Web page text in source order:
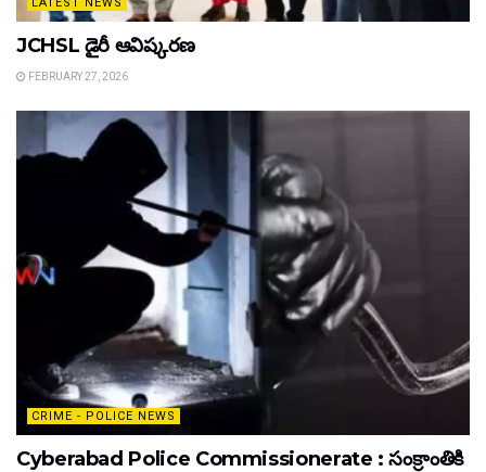
JCHSL డైరీ ఆవిష్కరణ
FEBRUARY 27, 2026
CRIME - POLICE NEWS
Cyberabad Police Commissionerate : సంక్రాంతికి